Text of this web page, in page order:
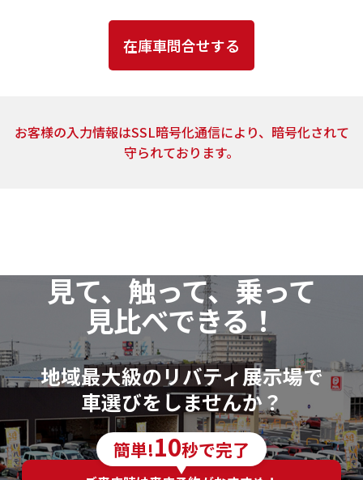
とはありません。
上記2.の利用目的の達成に必要な範囲内において、ご
提供頂いた個人情報の取扱いを委託する場合がありま
す。当社は、個人情報の取扱いを委託する場合、業務委
当社は、当該資料請求により取得した開示対象個人
情報の利用目的の通知・開示・訂正または削除・利用
の停止（以下「開示等」といいます。）に応じます。
開示等に関するお問い合わせ：各店舗営業窓口もし
くは、以下個人情報相談窓口
6．個人情報の取得に応じることの任意性
ご入力は任意ですが、ご入力いただけない項目やご
入力いただいた個人情報に漏れや誤りがあった場合、
お客様の入力情報はSSL暗号化通信により、暗号化されて
守られております。
見て、触って、乗って
見比べできる！
地域最大級のリバティ展示場で
車選びをしませんか？
簡単!10秒で完了